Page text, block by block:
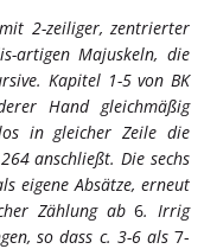
2-zeiliger, zentrierter
artigen Majuskeln, die
Kapitel 1-5 von BK
Hand gleichmäßig
in gleicher Zeile die
anschließt. Die sechs
eigene Absätze, erneut
Zählung ab6. Irrig
so dass c. 3-6 als 7-